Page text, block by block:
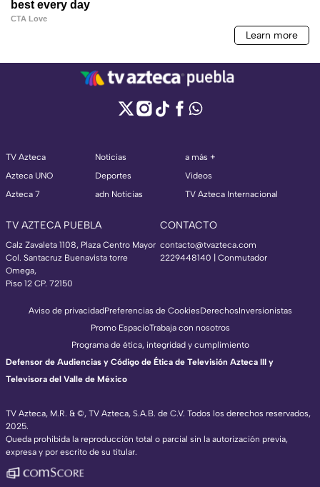
TV Azteca
Azteca UNO
Azteca 7
Noticias
Deportes
adn Noticias
a más +
Videos
TV Azteca Internacional
TV AZTECA PUEBLA
Calz Zavaleta 1108, Plaza Centro Mayor
Col. Santacruz Buenavista torre
Omega,
Piso 12 CP. 72150
CONTACTO
contacto@tvazteca.com
2229448140 | Conmutador
TV Azteca, M.R. & ©, TV Azteca, S.A.B. de C.V. Todos los derechos reservados,
2025.
Queda prohibida la reproducción total o parcial sin la autorización previa,
expresa y por escrito de su titular.
Aviso de privacidadPreferencias de CookiesDerechosInversionistas
Promo EspacioTrabaja con nosotros
Programa de ética, integridad y cumplimiento
Defensor de Audiencias y Código de Ética de Televisión Azteca III y
Televisora del Valle de México